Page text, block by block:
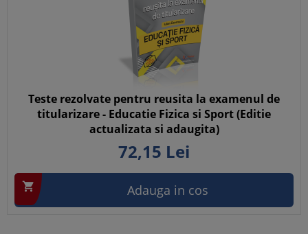
Teste rezolvate pentru reusita la examenul de
titularizare - Educatie Fizica si Sport (Editie
actualizata si adaugita)
72,15 Lei
 Adauga in cos